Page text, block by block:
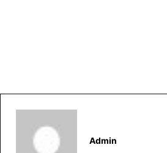
Admin